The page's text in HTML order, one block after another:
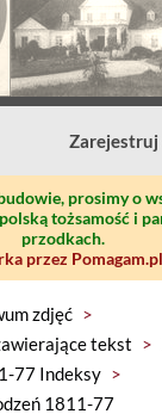
Zarejestruj
prosimy o
tożsamość i
przodkach.
przez Pomagam.pl
zdjęć >
tekst >
77 Indeksy >
1811-77